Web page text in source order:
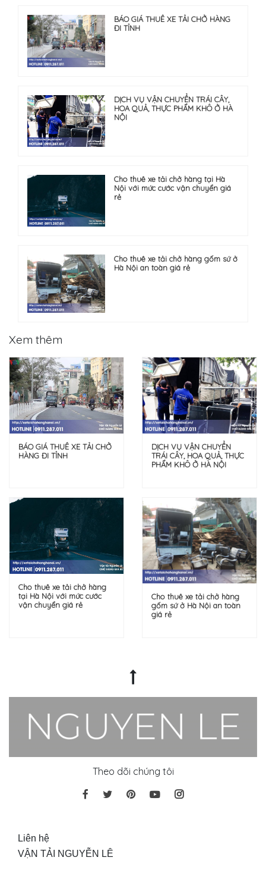
BÁO GIÁ THUÊ XE TẢI CHỞ HÀNG
ĐI TỈNH
DỊCH VỤ VẬN CHUYỂN TRÁI CÂY,
HOA QUẢ, THỰC PHẨM KHÔ Ở HÀ
NỘI
Cho thuê xe tải chở hàng tại Hà
Nội với mức cước vận chuyển giá
rẻ
Cho thuê xe tải chở hàng gốm sứ ở
Hà Nội an toàn giá rẻ
Xem thêm
BÁO GIÁ THUÊ XE TẢI CHỞ
HÀNG ĐI TỈNH
DỊCH VỤ VẬN CHUYỂN
TRÁI CÂY, HOA QUẢ, THỰC
PHẨM KHÔ Ở HÀ NỘI
Cho thuê xe tải chở hàng
tại Hà Nội với mức cước
vận chuyển giá rẻ
Cho thuê xe tải chở hàng
gốm sứ ở Hà Nội an toàn
giá rẻ
Theo dõi chúng tôi
Liên hệ
VẬN TẢI NGUYỄN LÊ